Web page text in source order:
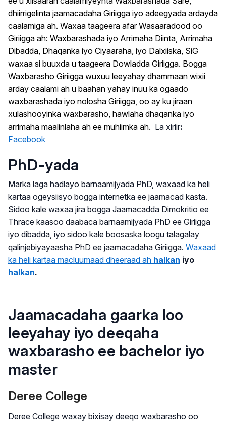
dhiirrigelinta jaamacadaha Giriigga iyo adeegyada ardayda
caalamiga ah. Waxaa taageera afar Wasaaradood oo
Giriigga ah: Waxbarashada iyo Arrimaha Diinta, Arrimaha
Dibadda, Dhaqanka iyo Ciyaaraha, iyo Dalxiiska, SiG
waxaa si buuxda u taageera Dowladda Giriigga. Bogga
Waxbarasho Giriigga wuxuu leeyahay dhammaan wixii
arday caalami ah u baahan yahay inuu ka ogaado
waxbarashada iyo nolosha Giriigga, oo ay ku jiraan
xulashooyinka waxbarasho, hawlaha dhaqanka iyo
arrimaha maalinlaha ah ee muhiimka ah. La xiriir:
Facebook
PhD-yada
Marka laga hadlayo barnaamijyada PhD, waxaad ka heli
kartaa ogeysiisyo bogga internetka ee jaamacad kasta.
Sidoo kale waxaa jira bogga Jaamacadda Dimokritio ee
Thrace kaasoo daabaca barnaamijyada PhD ee Giriigga
iyo dibadda, iyo sidoo kale boosaska loogu talagalay
qalinjebiyayaasha PhD ee jaamacadaha Giriigga. Waxaad
ka heli kartaa macluumaad dheeraad ah halkan iyo
halkan.
Jaamacadaha gaarka loo
leeyahay iyo deeqaha
waxbarasho ee bachelor iyo
master
Deree College
Deree College waxay bixisay deeqo waxbarasho oo